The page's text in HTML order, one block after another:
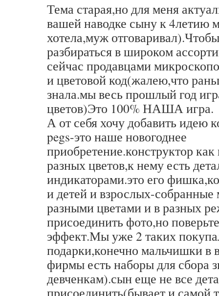
Тема старая,но для меня
вашей наводке сыну к 4летию
хотела,муж
разбираться в широком
сейчас продавцами
и цветовой код(жалею,что
знала.мы весь прошлый год
цветов)Это 100% НАША игра.
А от себя хочу добавить идею
pegs-это наше новогоднее
приобретение.конструктор
разных цветов,к нему есть
индикаторами.это его
и детей и взрослых-собранные
разными цветами и в разных
присоединить фото,но
эффект.Мы уже 2 таких
подарки,конечно мальчишки в
фирмы есть наборы для сбора
девченкам).сын еще не все
присоединить(бывает и самой